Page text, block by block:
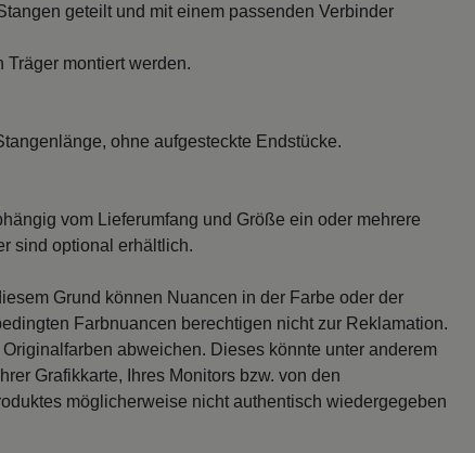
geteilt und mit einem passenden Verbinder
montiert werden.
ohne aufgesteckte Endstücke.
vom Lieferumfang und Größe ein oder mehrere
sind optional erhältlich.
Grund können Nuancen in der Farbe oder der
Farbnuancen berechtigen nicht zur Reklamation.
abweichen. Dieses könnte unter anderem
Grafikkarte, Ihres Monitors bzw. von den
möglicherweise nicht authentisch wiedergegeben